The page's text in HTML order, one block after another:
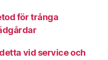
för trånga
vid service och